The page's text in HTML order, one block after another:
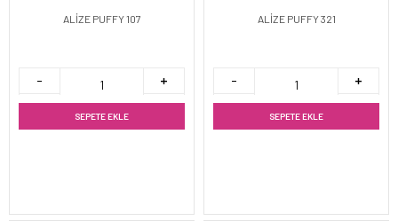
ALİZE PUFFY 107
SEPETE EKLE
ALİZE PUFFY 321
SEPETE EKLE